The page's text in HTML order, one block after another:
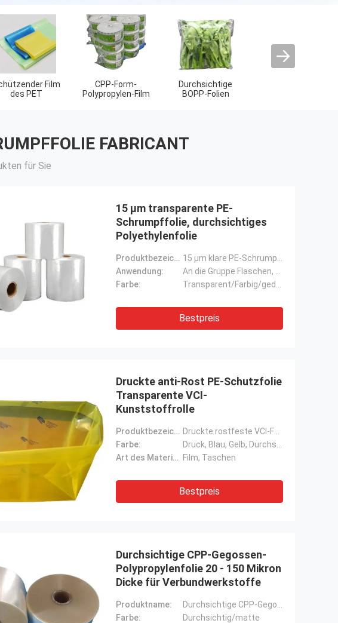
Verschiffen-
Abfallbehälter
BOPP-
Verpackungsteppich
FABRICANT
für Sie
15 μm transparente PE-
Schrumpffolie, durchsichtiges
Polyethylenfolie
Produktbezeichnung:
Anwendung:
Farbe:
Bestpreis
Druckte anti-Rost PE-Schutzfolie
Transparente VCI-
Kunststoffrolle
Produktbezeichnung:
Farbe:
Art des Materials:
Film, Taschen
Bestpreis
Durchsichtige CPP-Gegossen-
Polypropylenfolie 20 - 150 Mikron
Dicke für Verbundwerkstoffe
Produktname:
Farbe:
Durchsichtig/matte